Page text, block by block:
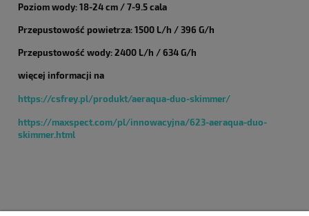
Poziom wody: 18-24 cm / 7-9.5 cala
Przepustowość powietrza: 1500 L/h / 396 G/h
Przepustowość wody: 2400 L/h / 634 G/h
więcej informacji na
https://csfrey.pl/produkt/aeraqua-duo-skimmer/
https://maxspect.com/pl/innowacyjna/623-aeraqua-duo-
skimmer.html